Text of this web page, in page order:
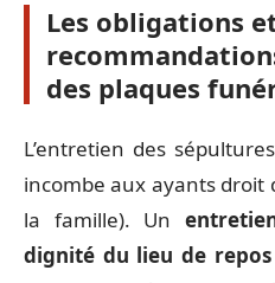
Les obligations
des plaques
L’entretien des
incombe aux ayants droit
la famille). Un
dignité du lieu de repos